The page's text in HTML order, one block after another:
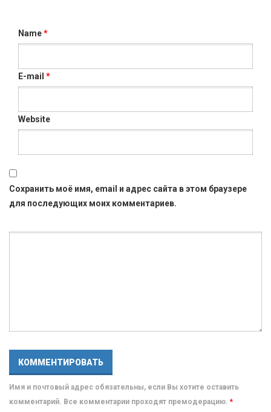
Name*
E-mail *
Website
Сохранить моё имя, email и адрес сайта в этом браузере
для последующих моих комментариев.
Имя и почтовый адрес обязательны, если Вы хотите оставить
комментарий. Все комментарии проходят премодерацию. *